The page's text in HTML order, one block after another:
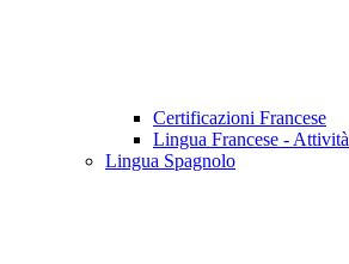
Certificazioni Francese
Lingua Francese - Attività
Lingua Spagnolo